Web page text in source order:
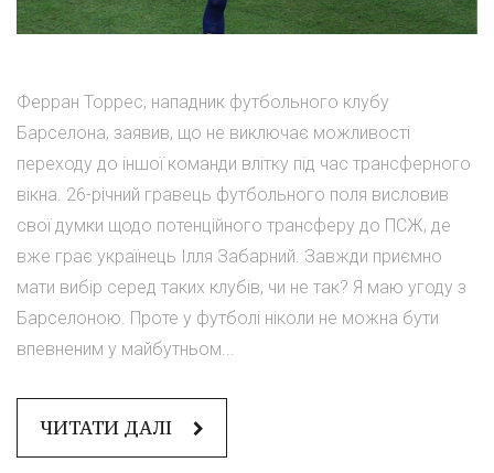
Ферран Торрес, нападник футбольного клубу
Барселона, заявив, що не виключає можливості
переходу до іншої команди влітку під час трансферного
вікна. 26-річний гравець футбольного поля висловив
свої думки щодо потенційного трансферу до ПСЖ, де
вже грає українець Ілля Забарний. Завжди приємно
мати вибір серед таких клубів, чи не так? Я маю угоду з
Барселоною. Проте у футболі ніколи не можна бути
впевненим у майбутньом...
ЧИТАТИ ДАЛІ